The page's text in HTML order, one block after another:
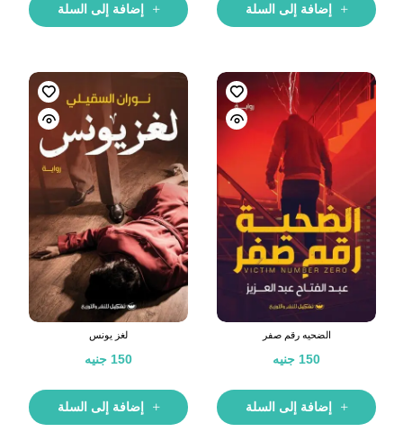
إضافة إلى السلة إضافة إلى السلة
الضحيه رقم صفر
150 جنيه
إضافة إلى السلة
لغز يونس
150 جنيه
إضافة إلى السلة